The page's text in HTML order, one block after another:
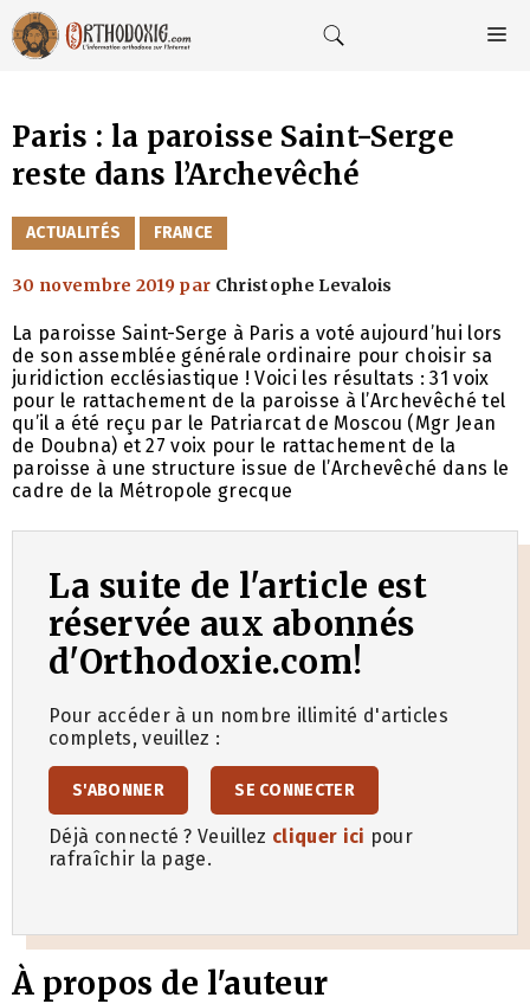
Aller
au
contenu
Paris : la paroisse Saint-Serge
reste dans l’Archevêché
CATÉGORIES
ACTUALITÉS FRANCE
30 novembre 2019 par Christophe Levalois
La paroisse Saint-Serge à Paris a voté aujourd’hui lors
de son assemblée générale ordinaire pour choisir sa
juridiction ecclésiastique ! Voici les résultats : 31 voix
pour le rattachement de la paroisse à l’Archevêché tel
qu’il a été reçu par le Patriarcat de Moscou (Mgr Jean
de Doubna) et 27 voix pour le rattachement de la
paroisse à une structure issue de l’Archevêché dans le
cadre de la Métropole grecque
La suite de l'article est
réservée aux abonnés
d'Orthodoxie.com!
Pour accéder à un nombre illimité d'articles
complets, veuillez :
S'ABONNER SE CONNECTER
Déjà connecté ? Veuillez cliquer ici pour
rafraîchir la page.
À propos de l'auteur